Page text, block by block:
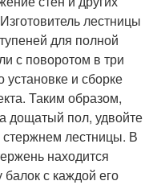
лестницы
для полной
с поворотом в три
установке и сборке
Таким образом,
дощатый пол, удвойте
лестницы. В
находится
с каждой его